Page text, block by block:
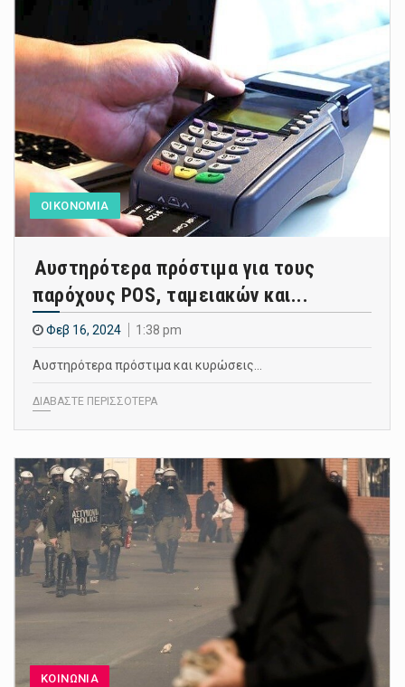
ΟΙΚΟΝΟΜΙΑ
Αυστηρότερα πρόστιμα για τους
παρόχους POS, ταμειακών και...
Φεβ 16, 2024 1:38 pm
Αυστηρότερα πρόστιμα και κυρώσεις…
ΔΙΑΒΑΣΤΕ ΠΕΡΙΣΣΟΤΕΡΑ
ΚΟΙΝΩΝΙΑ